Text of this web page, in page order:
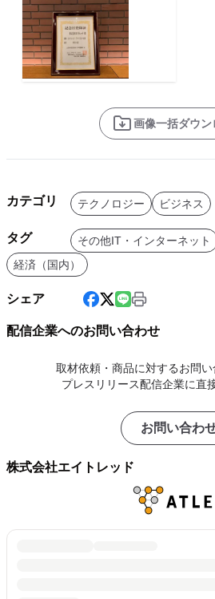
画像一括ダウン
カテゴリ テクノロジー ビジネス
タグ その他IT・インターネット
経済（国内）
シェア
配信企業へのお問い合わせ
取材依頼・商品に対するお問い
プレスリリース配信企業に直
お問い合わ
株式会社エイトレッド